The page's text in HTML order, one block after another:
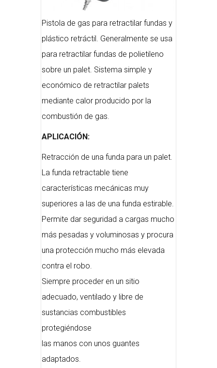
Pistola de gas para retractilar fundas y
plástico retráctil. Generalmente se usa
para retractilar fundas de polietileno
sobre un palet. Sistema simple y
económico de retractilar palets
mediante calor producido por la
combustión de gas.
APLICACIÓN:
Retracción de una funda para un palet.
La funda retractable tiene
características mecánicas muy
superiores a las de una funda estirable.
Permite dar seguridad a cargas mucho
más pesadas y voluminosas y procura
una protección mucho más elevada
contra el robo.
Siempre proceder en un sitio
adecuado, ventilado y libre de
sustancias combustibles
protegiéndose
las manos con unos guantes
adaptados.